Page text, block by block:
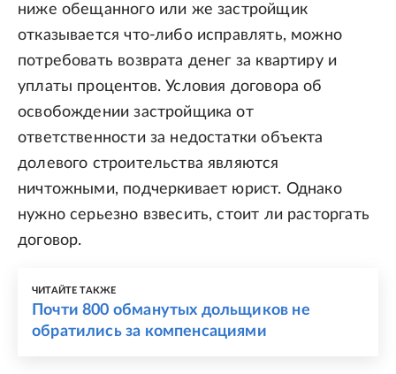
ниже обещанного или же застройщик
отказывается что-либо исправлять, можно
потребовать возврата денег за квартиру и
уплаты процентов. Условия договора об
освобождении застройщика от
ответственности за недостатки объекта
долевого строительства являются
ничтожными, подчеркивает юрист. Однако
нужно серьезно взвесить, стоит ли расторгать
договор.
ЧИТАЙТЕ ТАКЖЕ
Почти 800 обманутых дольщиков не
обратились за компенсациями